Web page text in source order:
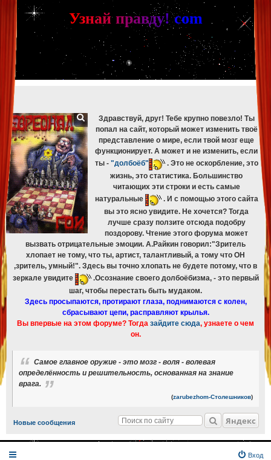
[phpBB Debug] PHP Warning : in file [ROOT]/phpbb/db/driver/mysqli.php
mysqli_fetch_assoc(): Couldn't fetch mysqli_result
[phpBB Debug] PHP Warning: in file[ROOT]/phpbb/db/driver/mysqli.php 329
mysqli_free_result(): Couldn't fetch mysqli_result
[phpBB Debug] PHP Warning
[ROOT]/phpbb/db/driver/mysqli.php on line 265
mysqli_fetch_assoc(): Couldn't fetch mysqli_result
[phpBB Debug] PHP Warning
: in file [ROOT]/phpbb/db/driver/mysqli.php on line329
mysqli_free_result(): Couldn't fetch mysqli_result
[phpBB Debug] PHP Warning: in file [ROOT]/phpbb/db/driver/mysqli.php on line 265
mysqli_fetch_assoc(): Couldn't fetch mysqli_result
[phpBB Debug] PHP Warning
[ROOT]/phpbb/db/driver/mysqli.php on line329:
mysqli_free_result(): Couldn't fetch mysqli_result
Узнай правду! com
Здравствуй, друг! Тебе крупно повезло! Ты
попал на сайт, который может изменить твоё
представление о мире, если твой мозг еще
функционирует. А может и не изменить, если
ты - "долбоёб"
. Это не оскорбление, это
жизнь, это статистика. Большинство
читающих эти строки и есть самые
натуральные
. И с помощью этого сайта
вы это ясно увидите. Не хочется? Тогда
лучше сразу ползите отсюда подобру
поздорову. Чтение этого форума может
вызвать отрицательные эмоции. А.Райкин говорил:"Зритель
хлопает не тому, что ты, артист, талантливый, а тому что ОН
,зритель, умный!". Здесь вы точно хлопать не будете потому, что в
зеркале увидите
.Осознание своего долбоёбизма, - это первый
шаг, чтобы перестать быть мудаком.
Здесь просыпаются, протирают глаза, поднимаются с колен,
сбрасывают цепи, расправляют крылья.
Вы впервые на этом форуме? Тогда зайдите сюда, узнаете о чем
он.
Cамое главное оружие - это мозг - воля - волевая
определённость и решительность, основанная на знание
врага.
(zarubezhom-Столешников)
Новые сообщения Яндекс
Вход